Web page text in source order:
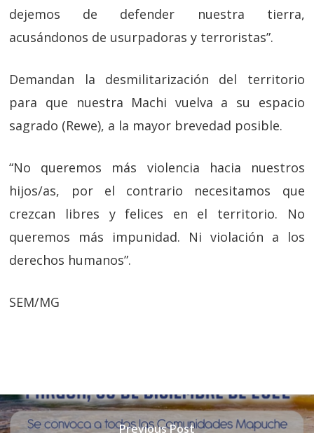
dejemos de defender nuestra tierra,
acusándonos de usurpadoras y terroristas”.
Demandan la desmilitarización del territorio
para que nuestra Machi vuelva a su espacio
sagrado (Rewe), a la mayor brevedad posible.
“No queremos más violencia hacia nuestros
hijos/as, por el contrario necesitamos que
crezcan libres y felices en el territorio. No
queremos más impunidad. Ni violación a los
derechos humanos”.
SEM/MG
Previous Post